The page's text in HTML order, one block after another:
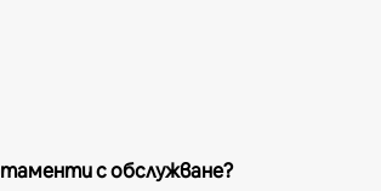
с обслужване?